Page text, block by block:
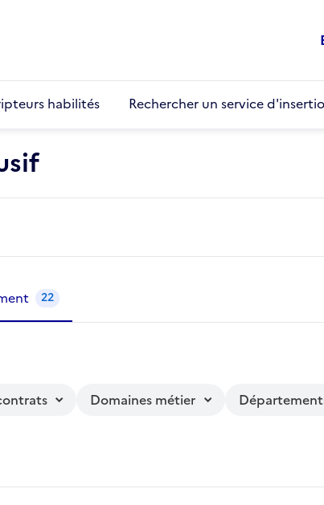
habilités Rechercher un service
22
Domaines métier